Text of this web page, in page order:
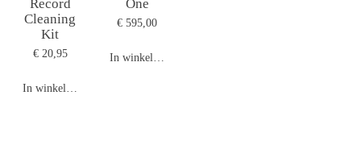
Record
Cleaning
Kit
€ 20,95
In winkelwagen
One
€ 595,00
In winkelwagen